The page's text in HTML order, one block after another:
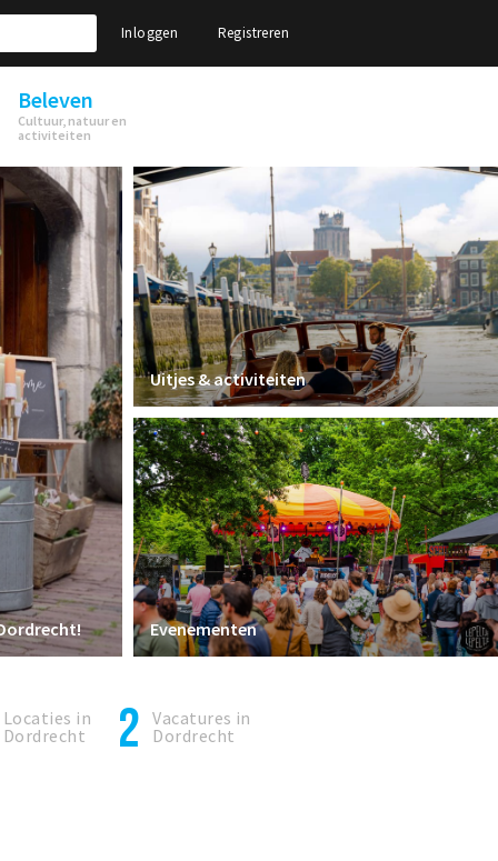
Inloggen Registreren
Beleven
Cultuur, natuur en
activiteiten
Uitjes & activiteiten
Evenementen
Locaties in
Dordrecht
2
Vacatures in
Dordrecht